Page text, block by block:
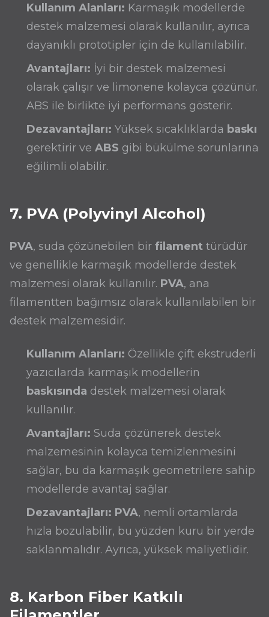
Kullanım Alanları: Karmaşık modellerde
destek malzemesi olarak kullanılır, ayrıca
dayanıklı prototipler için de kullanılabilir.
Avantajları: İyi bir destek malzemesi
olarak çalışır ve limonene kolayca çözünür.
ABS ile birlikte iyi performans gösterir.
Dezavantajları: Yüksek sıcaklıklarda baskı
gerektirir ve ABS gibi bükülme sorunlarına
eğilimli olabilir.
7. PVA (Polyvinyl Alcohol)
PVA, suda çözünebilen bir filament türüdür
ve genellikle karmaşık modellerde destek
malzemesi olarak kullanılır. PVA, ana
filamentten bağımsız olarak kullanılabilen bir
destek malzemesidir.
Kullanım Alanları: Özellikle çift ekstruderli
yazıcılarda karmaşık modellerin
baskısında destek malzemesi olarak
kullanılır.
Avantajları: Suda çözünerek destek
malzemesinin kolayca temizlenmesini
sağlar, bu da karmaşık geometrilere sahip
modellerde avantaj sağlar.
Dezavantajları: PVA, nemli ortamlarda
hızla bozulabilir, bu yüzden kuru bir yerde
saklanmalıdır. Ayrıca, yüksek maliyetlidir.
8. Karbon Fiber Katkılı